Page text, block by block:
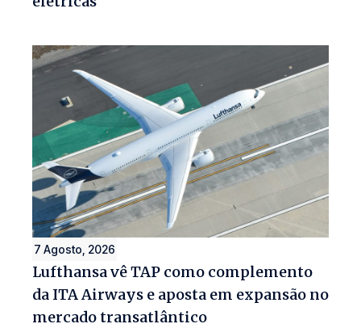
7 Agosto, 2026
Lufthansa vê TAP como complemento
da ITA Airways e aposta em expansão no
mercado transatlântico